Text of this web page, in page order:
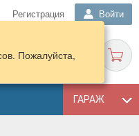
Регистрация Войти
ГАРАЖ
Пожалуйста,